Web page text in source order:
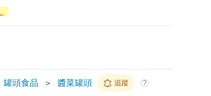
罐頭食品 ＞ 醬菜罐頭 追蹤 ?